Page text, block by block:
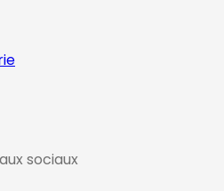
sociaux